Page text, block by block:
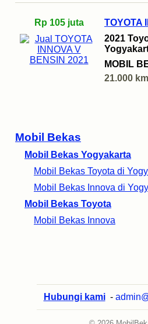
Mobil Bekas
Mobil Bekas Yogyakarta
Mobil Bekas Toyota di
Mobil Bekas Innova di
Mobil Bekas Toyota
Mobil Bekas Innova
Rp 105 juta
TOYOTA
2021
MOBIL
21.000 km
Hubungi kami -